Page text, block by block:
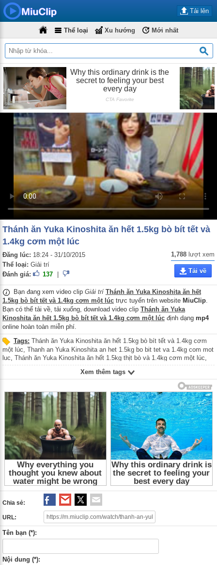
Tải lên
Thể loại Xu hướng Mới nhất
Thánh ăn Yuka Kinoshita ăn hết 1.5kg bò bít tết và
1.4kg cơm một lúc
Đăng lúc: 18:24 - 31/10/2015
Thể loại: Giải trí
Đánh giá:
137
1,788 lượt xem
Tải về
Bạn đang xem video clip Giải trí Thánh ăn Yuka Kinoshita ăn hết
1.5kg bò bít tết và 1.4kg cơm một lúc trực tuyến trên website MiuClip.
Bạn có thể tải về, tải xuống, download video clip Thánh ăn Yuka
Kinoshita ăn hết 1.5kg bò bít tết và 1.4kg cơm một lúc định dạng mp4
online hoàn toàn miễn phí.
Tags: Thánh ăn Yuka Kinoshita ăn hết 1.5kg bò bít tết và 1.4kg cơm
một lúc Thanh an Yuka Kinoshita an het 1.5kg bo bit tet va 1.4kg com mot
luc Thánh ăn Yuka Kinoshita ăn hết 1.5kg thịt bò và 1.4kg cơm một lúc
Thanh an Yuka Kinoshita an het 1.5kg thit bo va 1.4kg com mot luc,Thánh
ăn Nhật Bản Yuka Kinoshita,Thanh an Nhat Ban Yuka Kinoshita
Xem thêm tags
Chia sẻ:
URL:
Tên bạn (*):
Nội dung (*):